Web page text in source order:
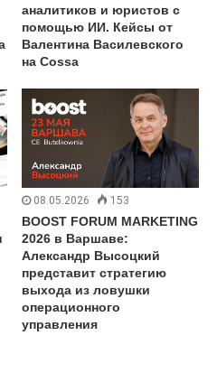
аналитиков и юристов с
помощью ИИ. Кейсы от
Валентина Василевского
на Cossa
08.05.2026 153
BOOST FORUM MARKETING
2026 в Варшаве:
Александр Высоцкий
представит стратегию
выхода из ловушки
операционного
управления